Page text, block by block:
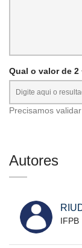
Qual o valor de 2
Precisamos
Autores
IFPB